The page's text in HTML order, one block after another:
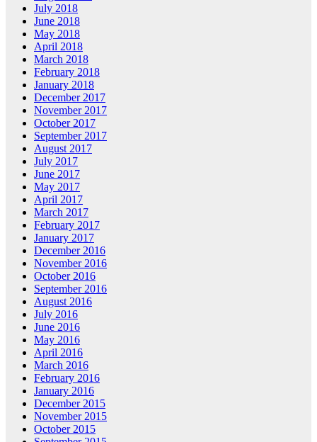
July 2018
June 2018
May 2018
April 2018
March 2018
February 2018
January 2018
December 2017
November 2017
October 2017
September 2017
August 2017
July 2017
June 2017
May 2017
April 2017
March 2017
February 2017
January 2017
December 2016
November 2016
October 2016
September 2016
August 2016
July 2016
June 2016
May 2016
April 2016
March 2016
February 2016
January 2016
December 2015
November 2015
October 2015